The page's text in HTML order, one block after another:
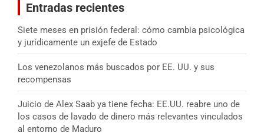
Entradas recientes
Siete meses en prisión federal: cómo cambia psicológica
y jurídicamente un exjefe de Estado
Los venezolanos más buscados por EE. UU. y sus
recompensas
Juicio de Alex Saab ya tiene fecha: EE.UU. reabre uno de
los casos de lavado de dinero más relevantes vinculados
al entorno de Maduro